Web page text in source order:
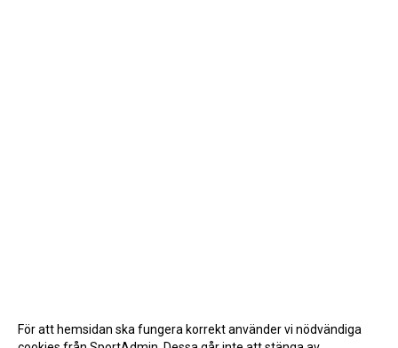
För att hemsidan ska fungera korrekt använder vi nödvändiga